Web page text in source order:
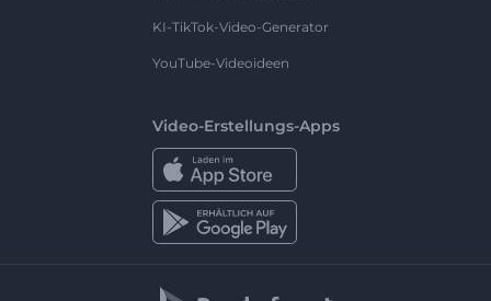
KI-TikTok-Video-Generator
YouTube-Videoideen
Video-Erstellungs-Apps